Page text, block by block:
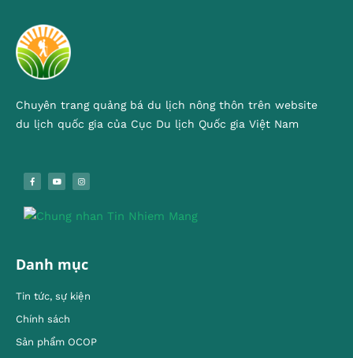
Chuyên trang quảng bá du lịch nông thôn trên website
du lịch quốc gia của Cục Du lịch Quốc gia Việt Nam
Danh mục
Tin tức, sự kiện
Chính sách
Sản phẩm OCOP